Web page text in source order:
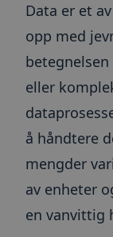
Data er et
opp med
eller
å håndtere
mengder
av enheter
en vanvittig